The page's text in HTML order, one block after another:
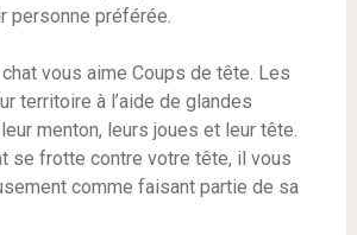
personne préférée.
vous aime Coups de tête. Les
territoire à l’aide de glandes
menton, leurs joues et leur tête.
se frotte contre votre tête, il vous
comme faisant partie de sa